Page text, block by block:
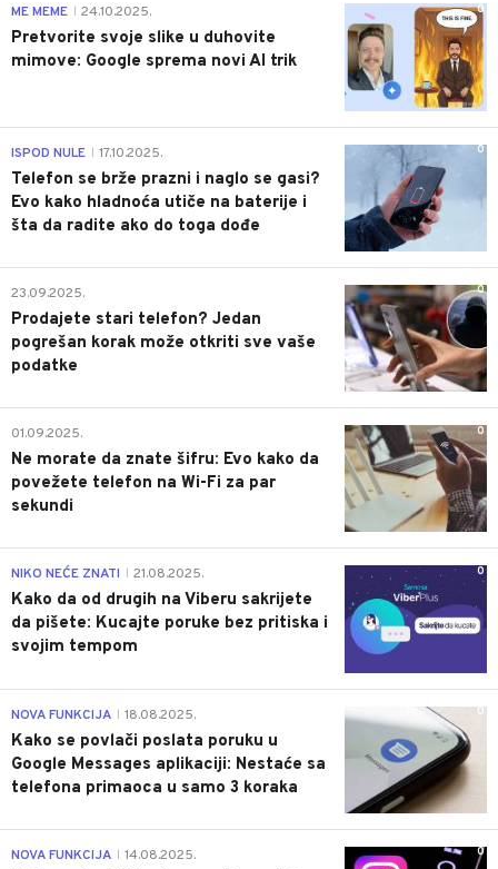
0
ME MEME 24.10.2025.
Pretvorite svoje slike u duhovite
mimove: Google sprema novi AI trik
0
ISPOD NULE 17.10.2025.
Telefon se brže prazni i naglo se gasi?
Evo kako hladnoća utiče na baterije i
šta da radite ako do toga dođe
0
23.09.2025.
Prodajete stari telefon? Jedan
pogrešan korak može otkriti sve vaše
podatke
0
01.09.2025.
Ne morate da znate šifru: Evo kako da
povežete telefon na Wi-Fi za par
sekundi
0
NIKO NEĆE ZNATI 21.08.2025.
Kako da od drugih na Viberu sakrijete
da pišete: Kucajte poruke bez pritiska i
svojim tempom
0
NOVA FUNKCIJA 18.08.2025.
Kako se povlači poslata poruku u
Google Messages aplikaciji: Nestaće sa
telefona primaoca u samo 3 koraka
0
NOVA FUNKCIJA 14.08.2025.